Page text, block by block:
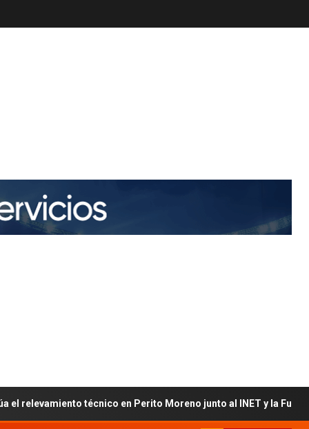
el relevamiento técnico en Perito Moreno junto al INET y la